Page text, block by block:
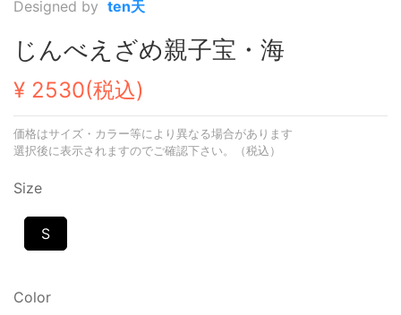
Designed by ten天
じんべえざめ親子宝・海
¥ 2530(税込)
価格はサイズ・カラー等により異なる場合があります
選択後に表示されますのでご確認下さい。（税込）
Size
S
Color